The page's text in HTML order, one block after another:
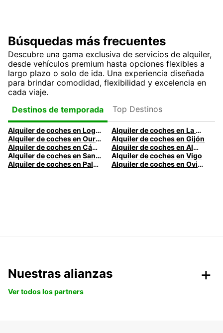
Búsquedas más frecuentes
Descubre una gama exclusiva de servicios de alquiler,
desde vehículos premium hasta opciones flexibles a
largo plazo o solo de ida. Una experiencia diseñada
para brindar comodidad, flexibilidad y excelencia en
cada viaje.
Destinos de temporada
Top Destinos
Alquiler de coches en Logroño
Alquiler de coches en La Coruña
Alquiler de coches en Ourense
Alquiler de coches en Gijón
Alquiler de coches en Cádiz
Alquiler de coches en Almería
Alquiler de coches en Santander
Alquiler de coches en Vigo
Alquiler de coches en Palma
Alquiler de coches en Oviedo
Nuestras alianzas
Ver todos los partners